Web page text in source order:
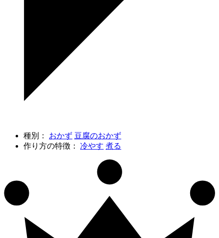
種別： おかず 豆腐のおかず
作り方の特徴： 冷やす 煮る